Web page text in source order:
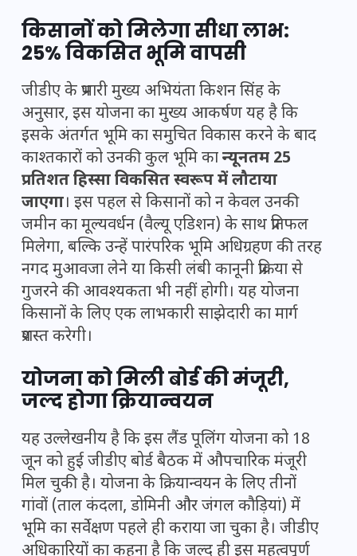
किसानों को मिलेगा सीधा लाभ:
25% विकसित भूमि वापसी
जीडीए के प्रभारी मुख्य अभियंता किशन सिंह के
अनुसार, इस योजना का मुख्य आकर्षण यह है कि
इसके अंतर्गत भूमि का समुचित विकास करने के बाद
काश्तकारों को उनकी कुल भूमि कान्यूनतम 25
प्रतिशत हिस्सा विकसित स्वरूप में लौटाया
जाएगा। इस पहल से किसानों को न केवल उनकी
जमीन का मूल्यवर्धन (वैल्यू एडिशन) के साथ प्रतिफल
मिलेगा, बल्कि उन्हें पारंपरिक भूमि अधिग्रहण की तरह
नगद मुआवजा लेने या किसी लंबी कानूनी प्रक्रिया से
गुजरने की आवश्यकता भी नहीं होगी। यह योजना
किसानों के लिए एक लाभकारी साझेदारी का मार्ग
प्रशस्त करेगी।
योजना को मिली बोर्ड की मंजूरी,
जल्द होगा क्रियान्वयन
यह उल्लेखनीय है कि इस लैंड पूलिंग योजना को 18
जून को हुई जीडीए बोर्ड बैठक में औपचारिक मंजूरी
मिल चुकी है। योजना के क्रियान्वयन के लिए तीनों
गांवों (ताल कंदला, डोमिनी और जंगल कौड़ियां) में
भूमि का सर्वेक्षण पहले ही कराया जा चुका है। जीडीए
अधिकारियों का कहना है कि जल्द ही इस महत्वपूर्ण